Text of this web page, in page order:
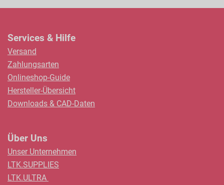
Services & Hilfe
Versand
Zahlungsarten
Onlineshop-Guide
Hersteller-Übersicht
Downloads & CAD-Daten
Über Uns
Unser Unternehmen
LTK.SUPPLIES
LTK.ULTRA